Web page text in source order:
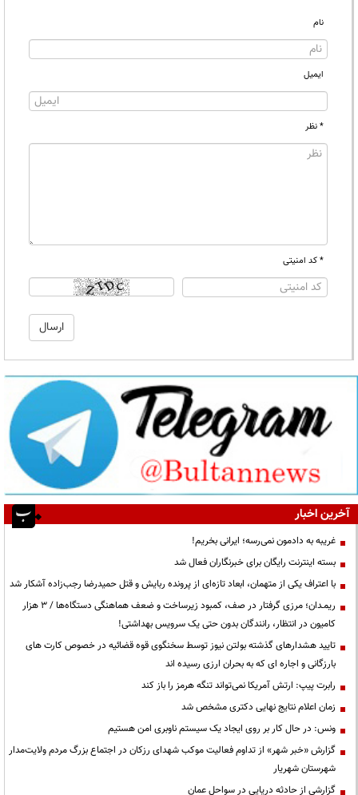
نام
ایمیل
* نظر
* کد امنیتی
آخرین اخبار
غریبه به دادمون نمی‌رسه؛ ایرانی بخریم!
بسته اینترنت رایگان برای خبرنگاران فعال شد
با اعتراف یکی از متهمان، ابعاد تازه‌ای از پرونده ربایش و قتل حمیدرضا رجب‌زاده آشکار شد
ریمـدان؛ مرزی گرفتار در صف، کمبود زیرساخت و ضعف هماهنگی دستگاه‌ها / ۳ هزار
کامیون در انتظار، رانندگان بدون حتی یک سرویس بهداشتی!
تایید هشدارهای گذشته بولتن نیوز توسط سخنگوی قوه قضائیه در خصوص کارت های
بارزگانی و اجاره ای که به بحران ارزی رسیده اند
رابرت پیپ: ارتش آمریکا نمی‌تواند تنگه هرمز را باز کند
زمان اعلام نتایج نهایی دکتری مشخص شد
ونس: در حال کار بر روی ایجاد یک سیستم ناوبری امن هستیم
گزارش «خبر شهر» از تداوم فعالیت موکب شهدای رزکان در اجتماع بزرگ مردم ولایت‌مدار
شهرستان شهریار
گزارشی از حادثه دریایی در سواحل عمان